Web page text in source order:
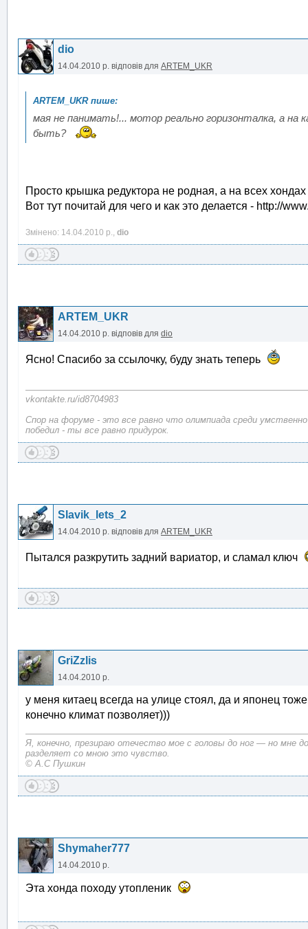
dio
14.04.2010 р. відповів для ARTEM_UKR
мая не панимать!... мотор реально горизонталка, а
быть?
Просто крышка редуктора не родная, а на всех
Вот тут почитай для чего и как это делается - http://
Змінено: 14.04.2010 р., dio
ARTEM_UKR
14.04.2010 р. відповів для dio
Ясно! Спасибо за ссылочку, буду знать теперь
vkontakte.ru/id8704983
Спор на форуме - это все равно что олимпиада среди
победил - ты все равно придурок.
Slavik_lets_2
14.04.2010 р. відповів для ARTEM_UKR
Пытался разкрутить задний вариатор, и сламал ключ
GriZzlis
14.04.2010 р.
у меня китаец всегда на улице стоял, да и японец
конечно климат позволяет)))
Я, конечно, презираю отечество мое с головы до ног — но мне
разделяет со мною это чувство.
© А.С Пушкин
Shymaher777
14.04.2010 р.
Эта хонда походу утопленик